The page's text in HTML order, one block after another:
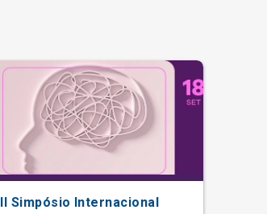
II Simpósio Internacional